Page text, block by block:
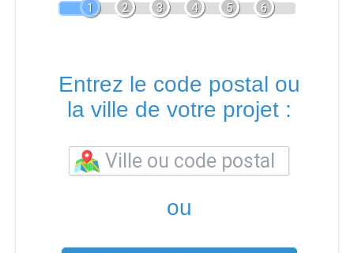
1 2 3 4 5 6
Entrez le code postal ou
la ville de votre projet :
ou